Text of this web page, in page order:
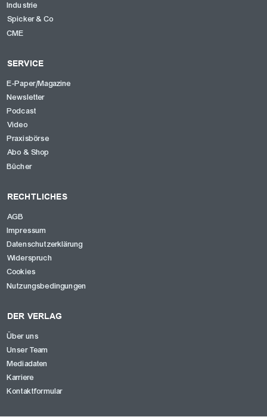
Industrie
Spicker & Co
CME
SERVICE
E-Paper/Magazine
Newsletter
Podcast
Video
Praxisbörse
Abo & Shop
Bücher
RECHTLICHES
AGB
Impressum
Datenschutzerklärung
Widerspruch
Cookies
Nutzungsbedingungen
DER VERLAG
Über uns
Unser Team
Mediadaten
Karriere
Kontaktformular